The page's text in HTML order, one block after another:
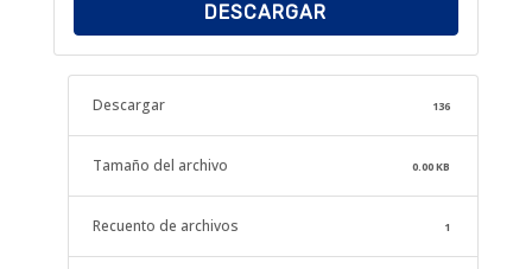
DESCARGAR
Descargar 136
Tamaño del archivo 0.00 KB
Recuento de archivos 1